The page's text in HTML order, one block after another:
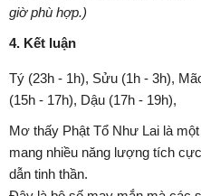
giờ phù hợp.)
4. Kết luận
Tý (23h - 1h), Sửu (1h - 3h),
(15h - 17h), Dậu (17h - 19h),
Mơ thấy Phật Tổ Như Lai là
mang nhiều năng lượng tích
dẫn tinh thần.